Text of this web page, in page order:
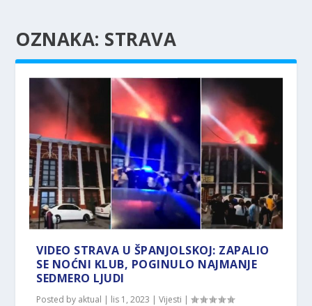
OZNAKA: STRAVA
VIDEO STRAVA U ŠPANJOLSKOJ: ZAPALIO
SE NOĆNI KLUB, POGINULO NAJMANJE
SEDMERO LJUDI
Posted by aktual | lis 1, 2023 |Vijesti |